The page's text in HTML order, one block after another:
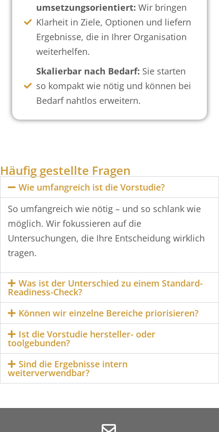
umsetzungsorientiert: Wir bringen
Klarheit in Ziele, Optionen und liefern
Ergebnisse, die in Ihrer Organisation
weiterhelfen.
Skalierbar nach Bedarf: Sie starten
so kompakt wie nötig und können bei
Bedarf nahtlos erweitern.
Häufig gestellte Fragen
Wie umfangreich ist die Vorstudie?
So umfangreich wie nötig – und so schlank wie
möglich. Wir fokussieren auf die
Untersuchungen, die Ihre Entscheidung wirklich
tragen.
Was ist der Unterschied zu einem Standard-
Readiness-Check?
Können wir einzelne Bereiche priorisieren?
Ist die Vorstudie hersteller- oder
toolgebunden?
Sind die Ergebnisse intern
weiterverwendbar?